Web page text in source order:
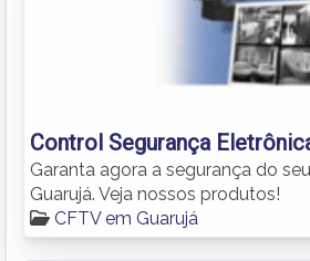
Control Segurança
Garanta agora a segurança do
Guarujá. Veja nossos produtos!
CFTV em Guarujá